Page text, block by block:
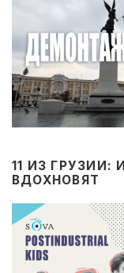
11 ИЗ
ВДОХНОВЯТ